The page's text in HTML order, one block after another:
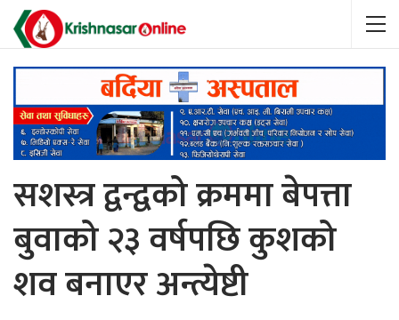
सशस्त्र द्वन्द्वको क्रममा बेपत्ता
बुवाको २३ वर्षपछि कुशको
शव बनाएर अन्त्येष्टी